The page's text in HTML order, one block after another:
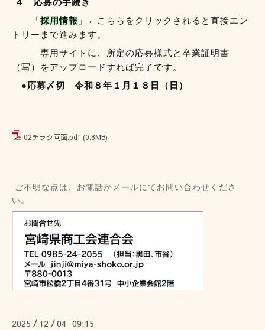
「採用情報 」←こちらをクリックされると直接エン
トリーまで進みます。
専用サイトに、所定の応募様式と卒業証明書
（写）をアップロードすれば完了です。
●応募〆切 令和８年１ 月１８日（日 ）
02チラシ両面.pdf (0.8MB)
ご不明な点は、お電話かメールにてお問い合わせくださ
い。
2025 / 12 /04 09:15